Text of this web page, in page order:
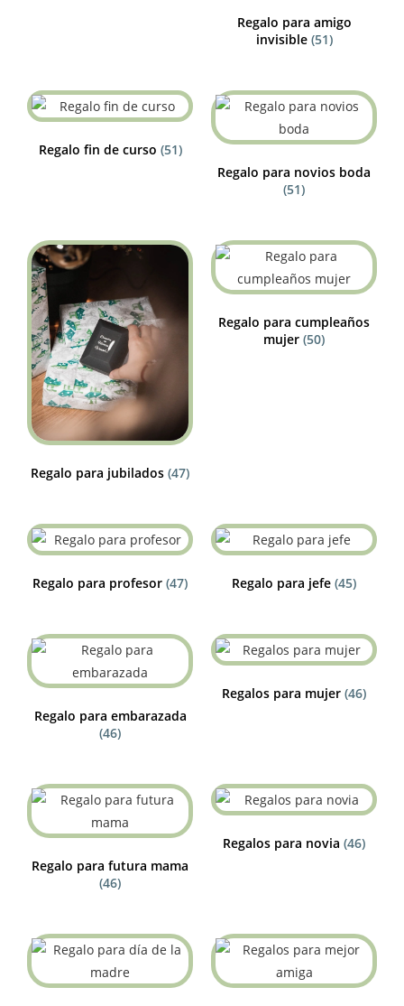
Regalo para amigo
invisible (51)
Regalo fin de curso (51)
Regalo para novios boda
(51)
Regalo para jubilados (47)
Regalo para cumpleaños
mujer (50)
Regalo para profesor (47) Regalo para jefe (45)
Regalo para embarazada
(46)
Regalos para mujer (46)
Regalo para futura mama
(46)
Regalos para novia (46)